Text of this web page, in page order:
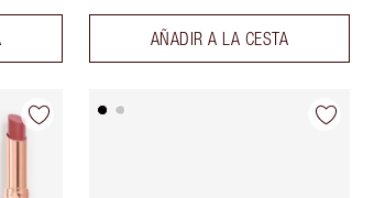
AÑADIR A LA CESTA